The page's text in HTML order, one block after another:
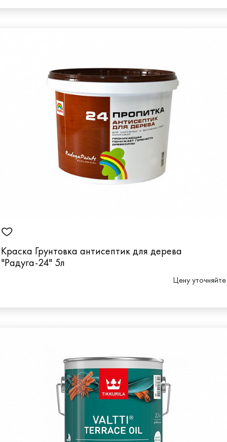
Краска Грунтовка антисептик для дерева
"Радуга-24" 5л
Цену уточняйте